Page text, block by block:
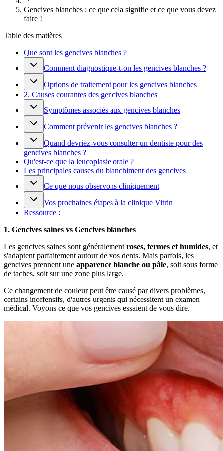
Gencives blanches : ce que cela signifie et ce que vous devez
faire !
Table des matières
Que sont les gencives blanches ?
Comment diagnostique-t-on les gencives blanches ?
Options de traitement pour les gencives blanches
2. Causes courantes des gencives blanches
Symptômes associés aux gencives blanches
Comment prévenir les gencives blanches ?
Quand devriez-vous consulter un dentiste pour des
gencives blanches ?
Qu'est-ce que la leucoplasie orale ?
Les principales causes du blanchiment des gencives
Ce que nous observons cliniquement
Vos prochaines étapes à la clinique Vitrin
Ressource :
1. Gencives saines vs Gencives blanches
Les gencives saines sont généralementroses, fermes et humides, et
s'adaptent parfaitement autour de vos dents. Mais parfois, les
gencives prennent une apparence blanche ou pâle, soit sous forme
de taches, soit sur une zone plus large.
Ce changement de couleur peut être causé par divers problèmes,
certains inoffensifs, d'autres urgents qui nécessitent un examen
médical. Voyons ce que vos gencives essaient de vous dire.